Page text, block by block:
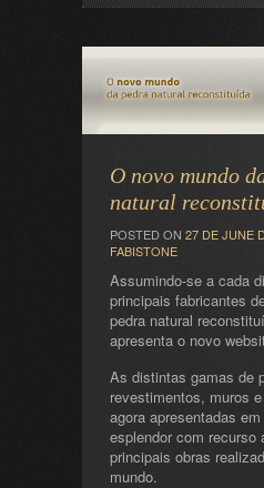
O novo mundo
natural
POSTED ON 27 DE JUNE
FABISTONE
Assumindo-se a cada
principais fabricantes
pedra natural
apresenta o novo
As distintas gamas de
revestimentos, muros
agora apresentadas
esplendor com recurso
principais obras
mundo.